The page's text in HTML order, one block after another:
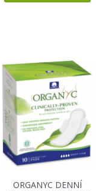
ORGANYC DENNÍ